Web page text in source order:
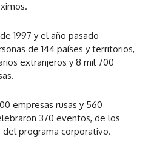
1997 y el año pasado
de 144 países y territorios,
extranjeros y 8 mil 700
empresas rusas y 560
370 eventos, de los
programa corporativo.